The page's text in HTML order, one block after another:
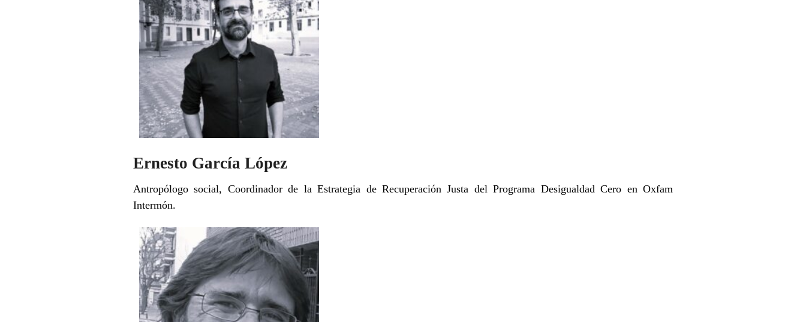
Ernesto García López
Antropólogo social, Coordinador de la Estrategia de Recuperación Justa del Programa Desigualdad Cero en Oxfam
Intermón.